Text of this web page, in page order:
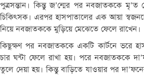
পুত্রসন্তান। কিন্তু জ’ন্মের পর নবজাতককে মৃ’ত
চিকিৎসক। এরপর হাসপাতালের এক আয়া
নিয়ে নবজাতককে মুড়িয়ে মেঝেতে ফেলে রাখেন।
কিছুক্ষণ পর নবজাতককে একটি কার্টনে ভরে
চার ঘন্টা ফেলে রাখা হয়। পরে নবজাতককে দা’
তুলে দেয়া হয়। কিন্তু বাড়িতে যাওয়ার পর দা’